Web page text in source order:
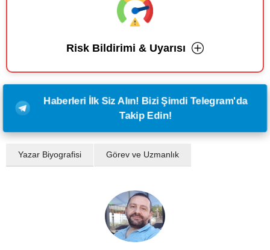
Risk Bildirimi & Uyarısı
Haberleri İlk Siz Alın! Bizi Şimdi Telegram'da
Takip Edin!
Yazar Biyografisi Görev ve Uzmanlık